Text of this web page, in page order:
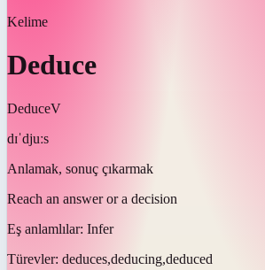
Kelime
Deduce
DeduceV
dɪˈdjuːs
Anlamak, sonuç çıkarmak
Reach an answer or a decision
Eş anlamlılar: Infer
Türevler: deduces,deducing,deduced